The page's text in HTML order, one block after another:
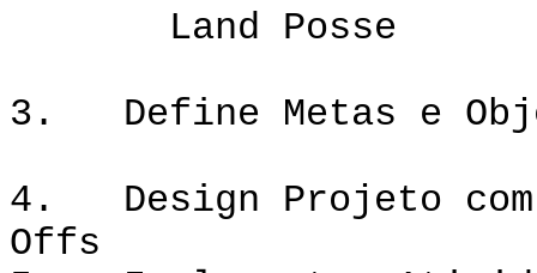
Land Posse
3. Define Metas e
4. Design Projeto com
Offs